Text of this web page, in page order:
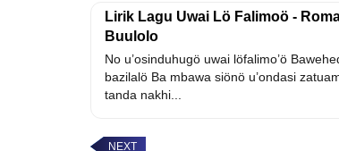
Lirik Lagu Uwai Lö Falimoö -
Buulolo
No u’osinduhugö uwai löfalimo’ö
bazilalö Ba mbawa siönö u’ondasi
tanda nakhi...